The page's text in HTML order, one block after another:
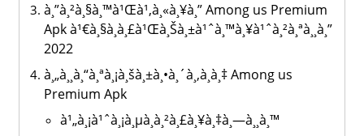
à¸”à¸²à¸§à¸™à¹Œà¹‚à¸«à¸¥à¸” Among us Premium
Apk à¹€à¸§à¸­à¸£à¹Œà¸Šà¸±à¹ˆà¸™à¸¥à¹ˆà¸²à¸ªà¸¸à¸”
2022
à¸„à¸¸à¸“à¸ªà¸¡à¸šà¸±à¸•à¸´à¸‚à¸­à¸‡ Among us
Premium Apk
à¹„à¸¡à¹ˆà¸¡à¸µà¸à¸²à¸£à¸¥à¸‡à¸—à¸¸à¸™